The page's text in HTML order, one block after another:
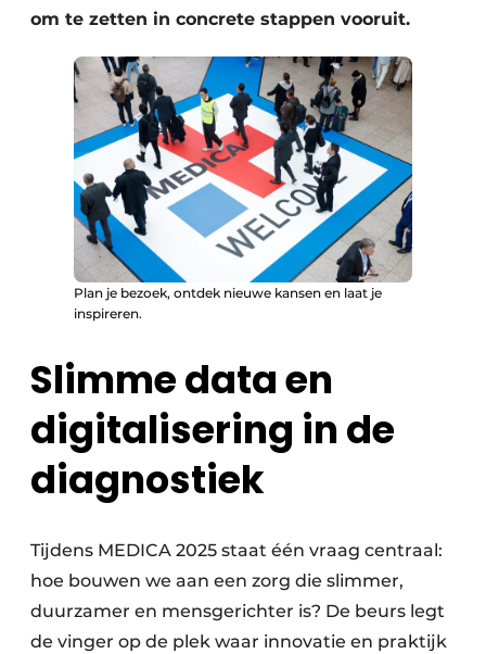
om te zetten in concrete stappen vooruit.
Plan je bezoek, ontdek nieuwe kansen en laat je
inspireren.
Slimme data en
digitalisering in de
diagnostiek
Tijdens MEDICA 2025 staat één vraag centraal:
hoe bouwen we aan een zorg die slimmer,
duurzamer en mensgerichter is? De beurs legt
de vinger op de plek waar innovatie en praktijk